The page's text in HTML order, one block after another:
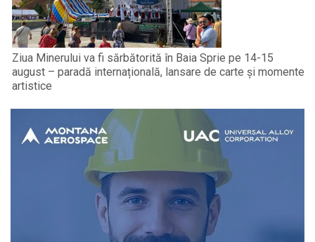
Ziua Minerului va fi sărbătorită în Baia Sprie pe 14-15
august – paradă internațională, lansare de carte și momente
artistice